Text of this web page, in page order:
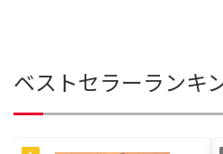
ベストセラーランキ